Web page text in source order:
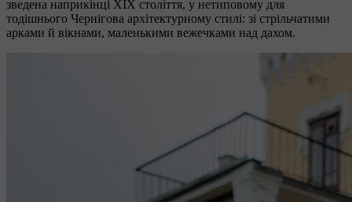
зведена наприкінці ХІХ століття, у нетиповому для
тодішнього Чернігова архітектурному стилі: зі стрільчатими
арками й вікнами, маленькими вежечками над дахом.